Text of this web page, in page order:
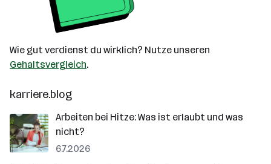
Wie gut verdienst du wirklich? Nutze unseren
Gehaltsvergleich.
karriere.blog
Arbeiten bei Hitze: Was ist erlaubt und was
nicht?
6.7.2026